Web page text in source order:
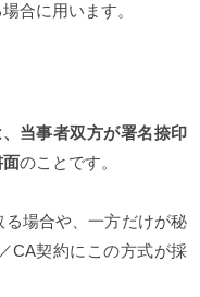
合に用います。
当事者双方が署名捺印
面のことです。
場合や、一方だけが秘
CA契約にこの方式が採